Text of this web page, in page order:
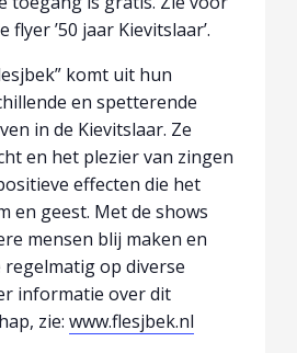
’50 jaar Kievitslaar’.
komt uit hun
en spetterende
in de Kievitslaar. Ze
en het plezier van zingen
effecten die het
en geest. Met de shows
mensen blij maken en
op diverse
informatie over dit
zie: www.flesjbek.nl